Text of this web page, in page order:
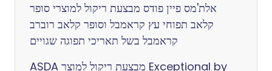
אלת'מס פיין פודס מבצעת ריקול למוצרי סופר
קלאב תפוחי עץ קראמבל וסופר קלאב רוברב
קראמבל בשל תאריכי תפוגה שגויים
ASDA מבצעת ריקול למוצר Exceptional by